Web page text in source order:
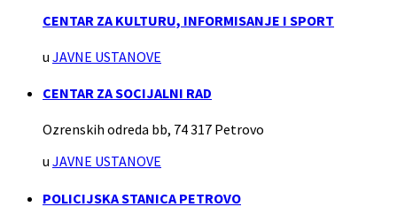
CENTAR ZA KULTURU, INFORMISANJE I SPORT
u JAVNE USTANOVE
CENTAR ZA SOCIJALNI RAD
Ozrenskih odreda bb, 74 317 Petrovo
u JAVNE USTANOVE
POLICIJSKA STANICA PETROVO